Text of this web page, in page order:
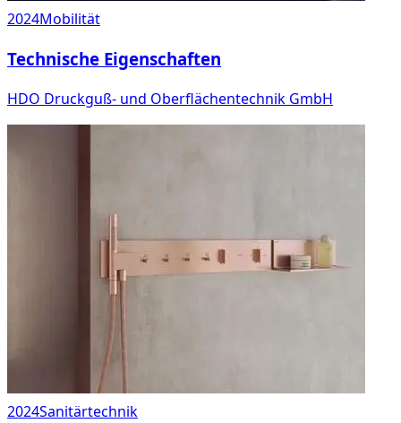
2024Mobilität
Technische Eigenschaften
HDO Druckguß- und Oberflächentechnik GmbH
2024Sanitärtechnik